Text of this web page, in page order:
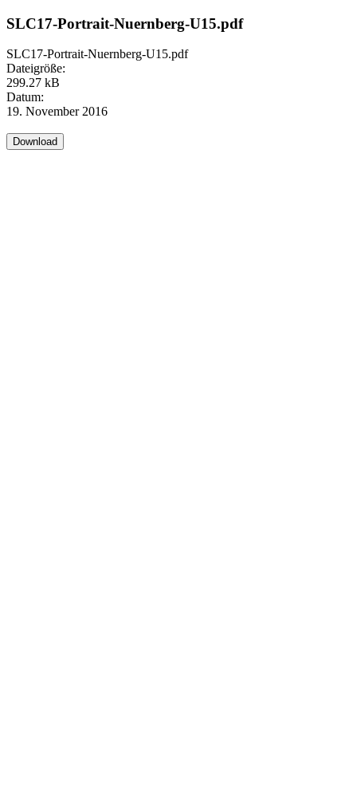
SLC17-Portrait-Nuernberg-U15.pdf
SLC17-Portrait-Nuernberg-U15.pdf
Dateigröße:
299.27 kB
Datum:
19. November 2016